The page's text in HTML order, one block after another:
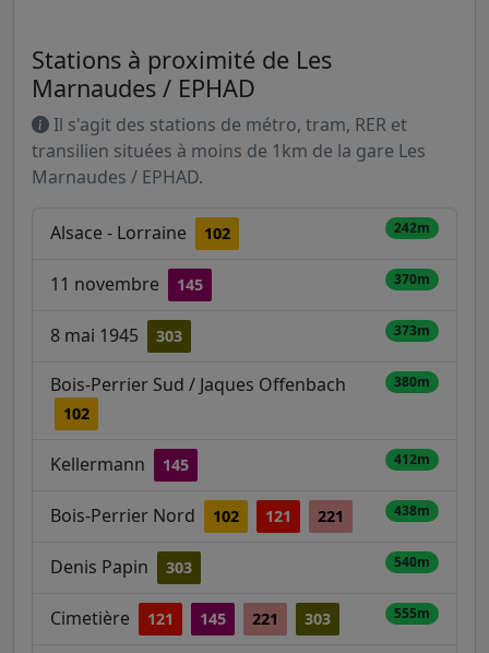
Stations à proximité de Les
Marnaudes / EPHAD
Il s'agit des stations de métro, tram, RER et
transilien situées à moins de 1km de la gare Les
Marnaudes / EPHAD.
Alsace - Lorraine 102 242m
11 novembre 145 370m
8 mai 1945 303 373m
Bois-Perrier Sud / Jaques Offenbach
102
380m
Kellermann 145 412m
Bois-Perrier Nord 102 121 221 438m
Denis Papin 303 540m
Cimetière 121 145 221 303 555m